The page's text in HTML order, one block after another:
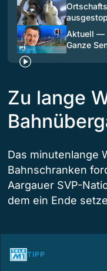
Aktuell —
Ganze
Zu lange
Das minutenlange
Bahnschranken
Aargauer SVP-
dem ein Ende
TIPP